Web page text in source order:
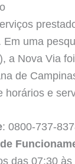
Em uma
a Nova Via
de
horários e
: 0800-737-
das 07:30 às